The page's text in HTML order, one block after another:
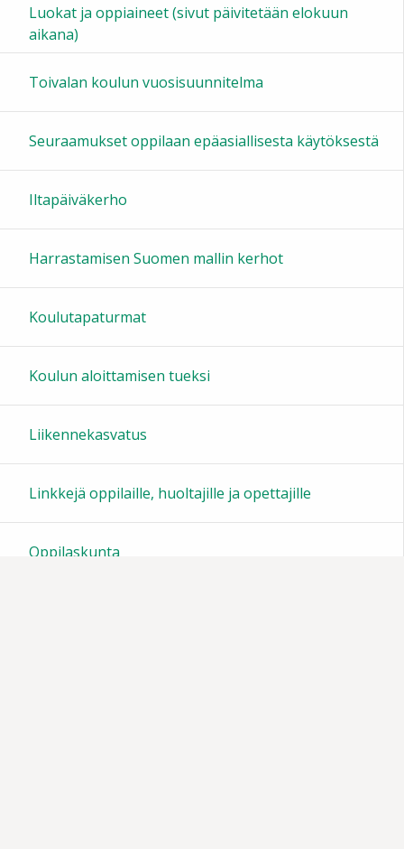
15:00
16:00
20:00
21:00
Luokat ja oppiaineet (sivut päivitetään elokuun
aikana)
Toivalan koulun vuosisuunnitelma
Seuraamukset oppilaan epäasiallisesta käytöksestä
Iltapäiväkerho
Harrastamisen Suomen mallin kerhot
Koulutapaturmat
Koulun aloittamisen tueksi
Liikennekasvatus
Linkkejä oppilaille, huoltajille ja opettajille
Oppilaskunta